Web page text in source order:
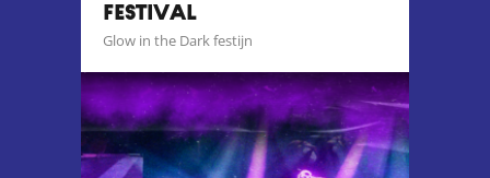
FESTIVAL
Glow in the Dark festijn